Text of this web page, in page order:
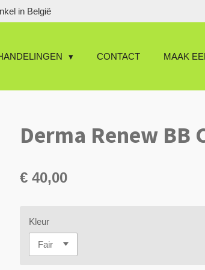
in België
CONTACT MAAK
Derma Renew BB
€ 40,00
Kleur